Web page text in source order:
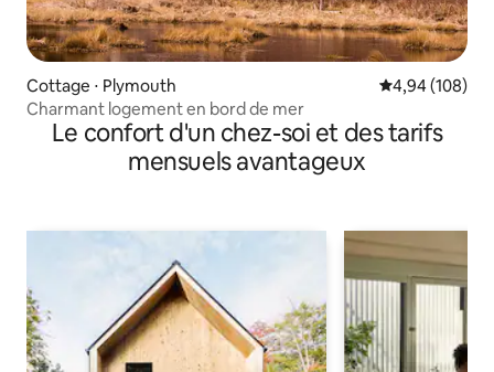
Cottage ⋅ Plymouth Évaluation
4,94 (108)
Charmant logement en bord de mer
Le confort d'un chez-soi et des tarifs
mensuels avantageux